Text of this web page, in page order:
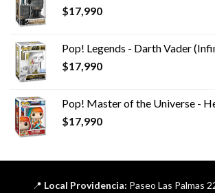
$17,990
Pop! Legends - Darth Vader
$17,990
Pop! Master of the Universe -
$17,990
📍 Local Providencia: Paseo Las Palmas